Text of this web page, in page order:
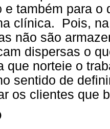
e também para o
clínica. Pois,
não são
dispersas o
que norteie o
sentido de
os clientes que